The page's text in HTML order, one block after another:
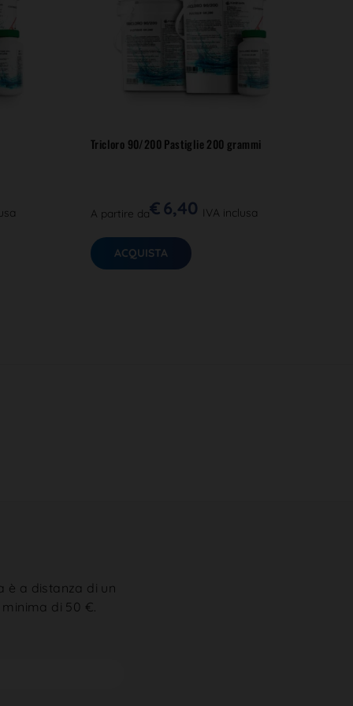
Tricloro 90/200 Pastiglie 200 grammi
A partire da€6,40 IVA inclusa
ACQUISTA
è a distanza di un
di 50 €.